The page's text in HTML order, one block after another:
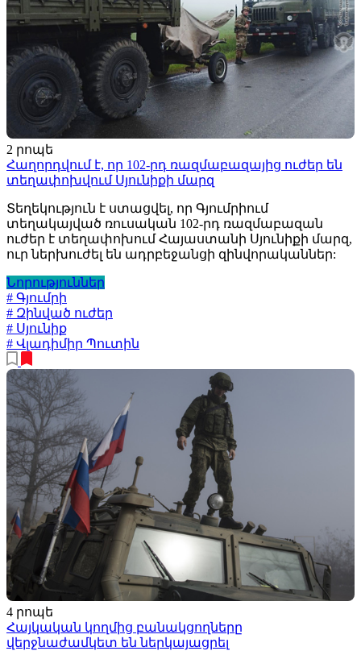
2 րոպե
Հաղորդվում է, որ 102-րդ ռազմաբազայից ուժեր են
տեղափոխվում Սյունիքի մարզ
Տեղեկություն է ստացվել, որ Գյումրիում
տեղակայված ռուսական 102-րդ ռազմաբազան
ուժեր է տեղափոխում Հայաստանի Սյունիքի մարզ,
ուր ներխուժել են ադրբեջանցի զինվորականներ:
Նորություններ
# Գյումրի
# Զինված ուժեր
# Սյունիք
# Վլադիմիր Պուտին
4 րոպե
Հայկական կողմից բանակցողները
վերջնաժամկետ են ներկայացրել